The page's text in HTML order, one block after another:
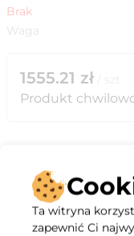
Brak
Waga
1555.21 zł
Produkt
Opis
Ta witryna
zapewnić Ci